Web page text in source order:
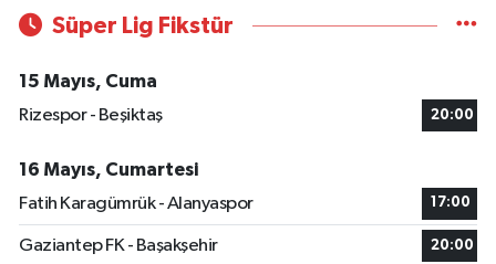
Süper Lig Fikstür
15 Mayıs, Cuma
Rizespor - Beşiktaş
20:00
16 Mayıs, Cumartesi
Fatih Karagümrük - Alanyaspor
17:00
Gaziantep FK - Başakşehir 20:00